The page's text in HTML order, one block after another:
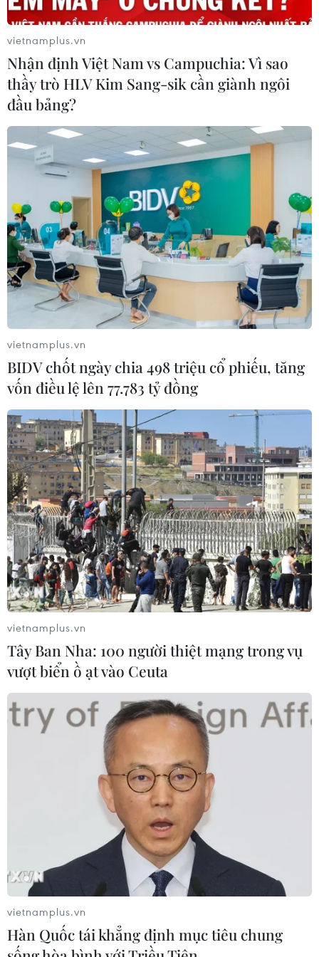
vietnamplus.vn
Nhận định Việt Nam vs Campuchia: Vì sao
thầy trò HLV Kim Sang-sik cần giành ngôi
đầu bảng?
vietnamplus.vn
BIDV chốt ngày chia 498 triệu cổ phiếu, tăng
vốn điều lệ lên 77.783 tỷ đồng
vietnamplus.vn
Tây Ban Nha: 100 người thiệt mạng trong vụ
vượt biển ồ ạt vào Ceuta
vietnamplus.vn
Hàn Quốc tái khẳng định mục tiêu chung